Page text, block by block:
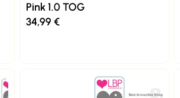
Pink 1.0 TOG
34,99€